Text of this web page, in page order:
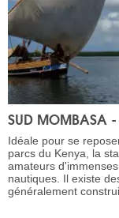
SUD MOMBASA
Idéale pour se
parcs du Kenya, la
amateurs
nautiques. Il existe
généralement